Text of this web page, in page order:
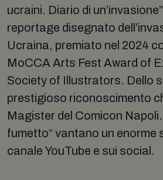
ucraini. Diario di
reportage disegnato
Ucraina, premiato nel 2024
MoCCA Arts Fest Award of
Society of Illustrators. Dello
prestigioso riconoscimento
Magister del Comicon Napoli.
fumetto“ vantano un enorme
canale YouTube e sui social.